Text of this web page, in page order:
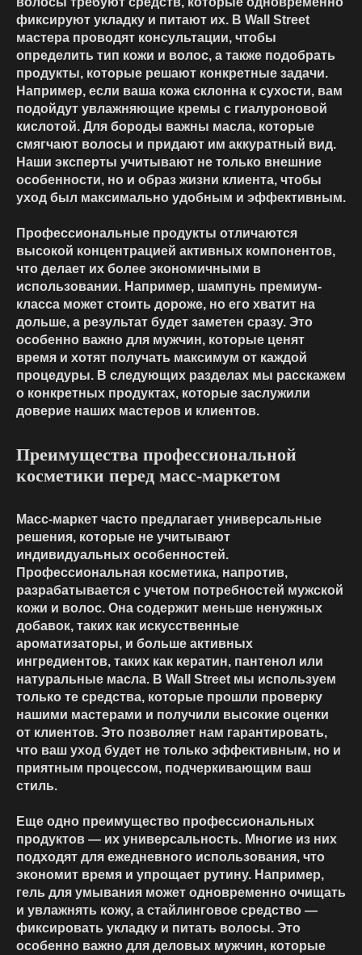
фиксируют укладку и питают их. В Wall Street
мастера проводят консультации, чтобы
определить тип кожи и волос, а также подобрать
продукты, которые решают конкретные задачи.
Например, если ваша кожа склонна к сухости, вам
подойдут увлажняющие кремы с гиалуроновой
кислотой. Для бороды важны масла, которые
смягчают волосы и придают им аккуратный вид.
Наши эксперты учитывают не только внешние
особенности, но и образ жизни клиента, чтобы
уход был максимально удобным и эффективным.
Профессиональные продукты отличаются
высокой концентрацией активных компонентов,
что делает их более экономичными в
использовании. Например, шампунь премиум-
класса может стоить дороже, но его хватит на
дольше, а результат будет заметен сразу. Это
особенно важно для мужчин, которые ценят
время и хотят получать максимум от каждой
процедуры. В следующих разделах мы расскажем
о конкретных продуктах, которые заслужили
доверие наших мастеров и клиентов.
Преимущества профессиональной
косметики перед масс-маркетом
Масс-маркет часто предлагает универсальные
решения, которые не учитывают
индивидуальных особенностей.
Профессиональная косметика, напротив,
разрабатывается с учетом потребностей мужской
кожи и волос. Она содержит меньше ненужных
добавок, таких как искусственные
ароматизаторы, и больше активных
ингредиентов, таких как кератин, пантенол или
натуральные масла. В Wall Street мы используем
только те средства, которые прошли проверку
нашими мастерами и получили высокие оценки
от клиентов. Это позволяет нам гарантировать,
что ваш уход будет не только эффективным, но и
приятным процессом, подчеркивающим ваш
стиль.
Еще одно преимущество профессиональных
продуктов — их универсальность. Многие из них
подходят для ежедневного использования, что
экономит время и упрощает рутину. Например,
гель для умывания может одновременно очищать
и увлажнять кожу, а стайлинговое средство —
фиксировать укладку и питать волосы. Это
особенно важно для деловых мужчин, которые